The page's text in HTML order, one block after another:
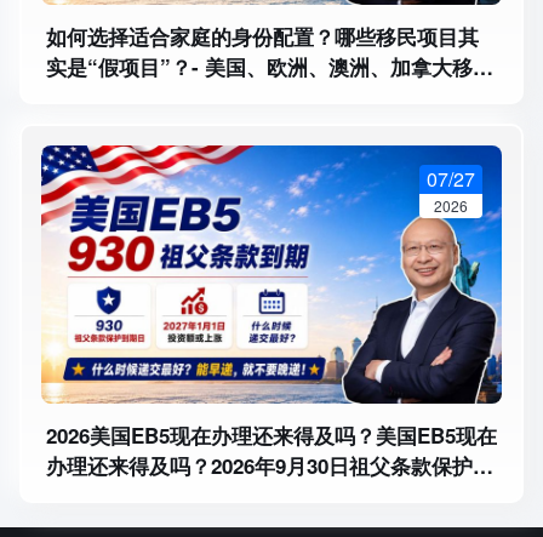
如何选择适合家庭的身份配置？哪些移民项目其
实是“假项目”？- 美国、欧洲、澳洲、加拿大移民
2026美国EB5现在办理还来得及吗？美国EB5现在
办理还来得及吗？2026年9月30日祖父条款保护是
07/27
2026